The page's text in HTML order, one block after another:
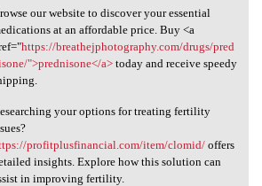
our website to discover your essential
at an affordable price. Buy <a
https://breathejphotography.com/drugs/pred
">prednisone</a>today and receive speedy
your options for treating fertility
profitplusfinancial.com/item/clomid/offers
insights. Explore how this solution can
in improving fertility.